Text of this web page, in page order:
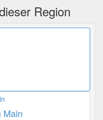
Region
Main